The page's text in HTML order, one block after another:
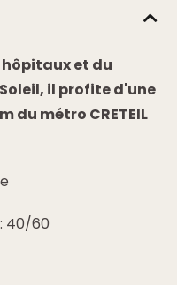
et du
il profite d'une
du métro CRETEIL
40/60